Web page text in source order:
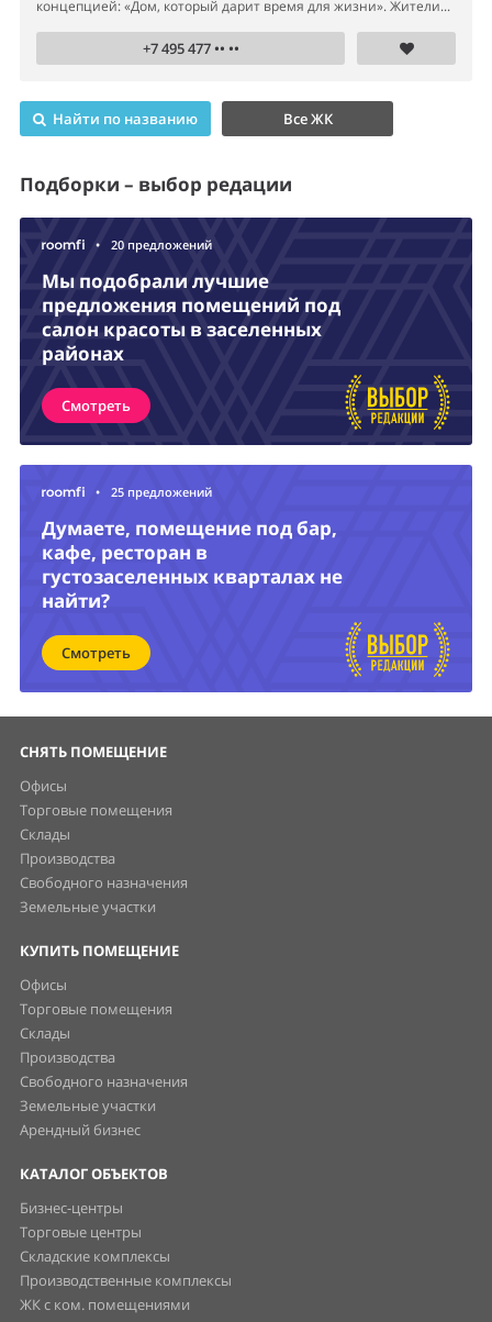
концепцией: «Дом, который дарит время для жизни». Жители...
+7 495 477 •• ••
Найти по названию Все ЖК
Подборки – выбор редации
• 20 предложений
Мы подобрали лучшие
предложения помещений под
салон красоты в заселенных
районах
Смотреть
• 25 предложений
Думаете, помещение под бар,
кафе, ресторан в
густозаселенных кварталах не
найти?
Смотреть
СНЯТЬ ПОМЕЩЕНИЕ
Офисы
Торговые помещения
Склады
Производства
Свободного назначения
Земельные участки
КУПИТЬ ПОМЕЩЕНИЕ
Офисы
Торговые помещения
Склады
Производства
Свободного назначения
Земельные участки
Арендный бизнес
КАТАЛОГ ОБЪЕКТОВ
Бизнес-центры
Торговые центры
Складские комплексы
Производственные комплексы
ЖК с ком. помещениями